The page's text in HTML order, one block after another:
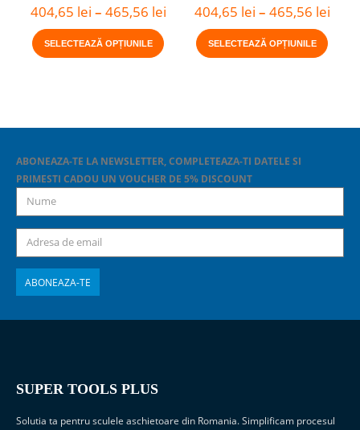
404,65 lei – 465,56 leiInterval
prețuri:
404,65 lei
SELECTEAZĂ OPȚIUNILE
Acest produs are mai multe variații. Opțiunile pot fi alese în pagina produsului.
404,65 lei – 465,56 lei
SELECTEAZĂ OPȚIUNILE
ABONEAZA-TE LA NEWSLETTER, COMPLETEAZA-TI DATELE SI
PRIMESTI CADOU UN VOUCHER DE 5% DISCOUNT
SUPER TOOLS PLUS
Solutia ta pentru sculele aschietoare din Romania. Simplificam procesul